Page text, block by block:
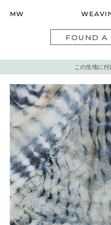
MW
FOUND A
この生地に